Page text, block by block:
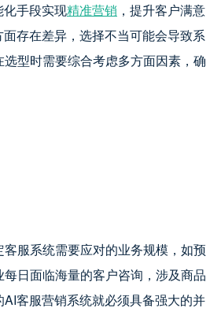
手段实现精准营销 ，提升客户满意
存在差异，选择不当可能会导致系
型时需要综合考虑多方面因素，确
服系统需要应对的业务规模，如预
日面临海量的客户咨询，涉及商品
客服营销系统就必须具备强大的并